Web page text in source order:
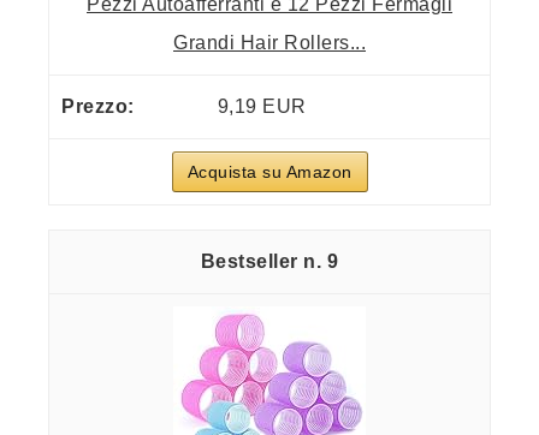
Grandi Hair Rollers...
9,19 EUR
Acquista su Amazon
9